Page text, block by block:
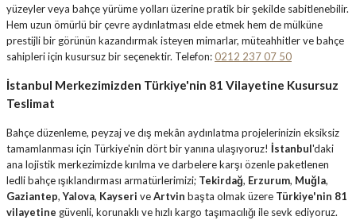
yüzeyler veya bahçe yürüme yolları üzerine pratik bir şekilde sabitlenebilir.
Hem uzun ömürlü bir çevre aydınlatması elde etmek hem de mülküne
prestijli bir görünün kazandırmak isteyen mimarlar, müteahhitler ve bahçe
sahipleri için kusursuz bir seçenektir. Telefon:0212 237 07 50
İstanbul Merkezimizden Türkiye'nin 81 Vilayetine Kusursuz
Teslimat
Bahçe düzenleme, peyzaj ve dış mekân aydınlatma projelerinizin eksiksiz
tamamlanması için Türkiye'nin dört bir yanına ulaşıyoruz! İstanbul'daki
ana lojistik merkezimizde kırılma ve darbelere karşı özenle paketlenen
ledli bahçe ışıklandırması armatürlerimizi; Tekirdağ, Erzurum, Muğla,
Gaziantep,Yalova, Kayseri veArtvin başta olmak üzere Türkiye'nin 81
vilayetine güvenli, korunaklı ve hızlı kargo taşımacılığı ile sevk ediyoruz.